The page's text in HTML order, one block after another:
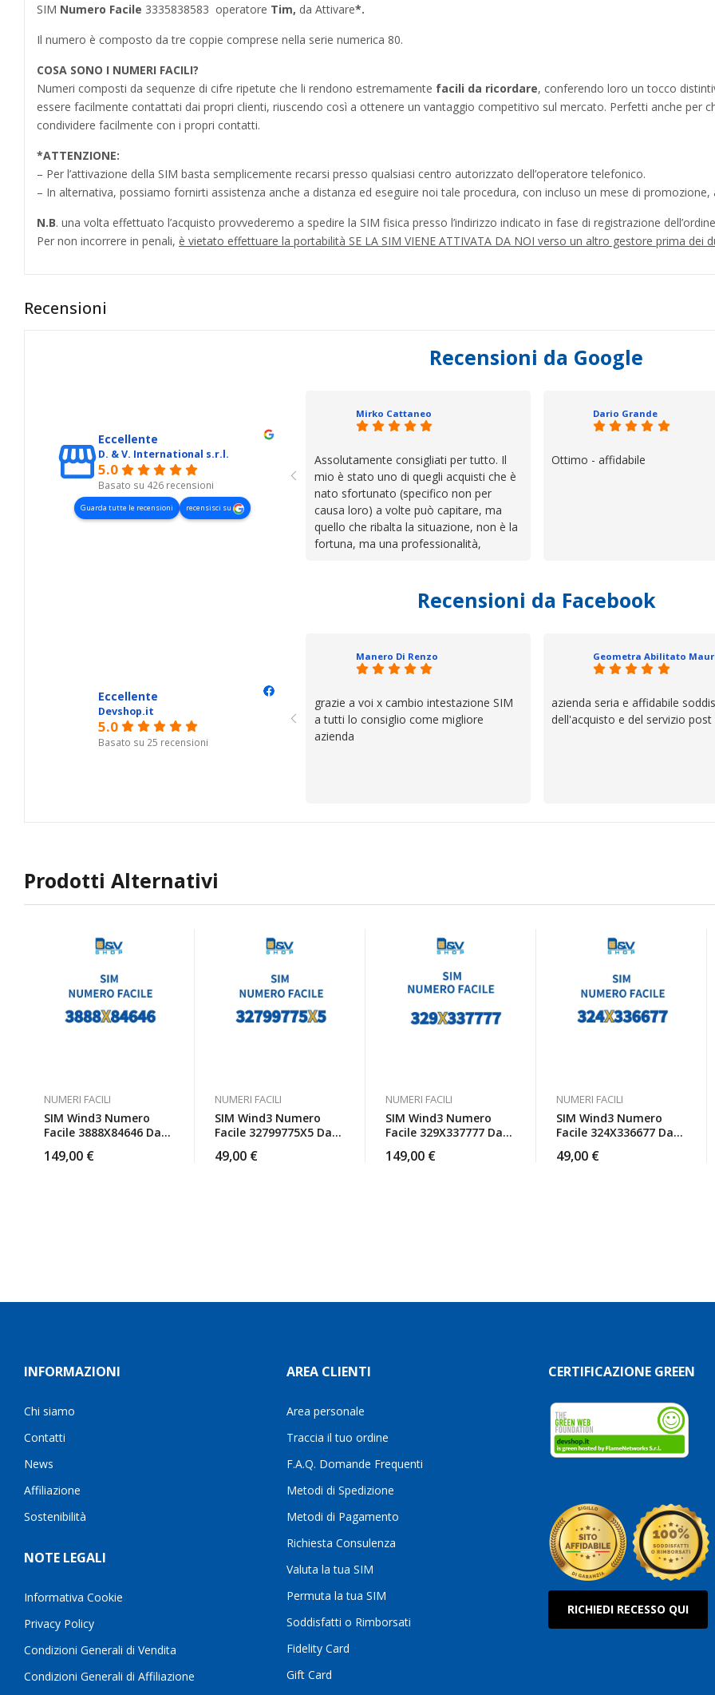
SIM Numero Facile 3335838583 operatore Tim, da Attivare*.
Il numero è composto da tre coppie comprese nella serie numerica 80.
COSA SONO I NUMERI FACILI?
Numeri composti da sequenze di cifre ripetute che li rendono estremamente facili da ricordare, conferendo loro un tocco
essere facilmente contattati dai propri clienti, riuscendo così a ottenere un vantaggio competitivo sul mercato. Perfetti anche per
condividere facilmente con i propri contatti.
*ATTENZIONE:
– Per l’attivazione della SIM basta semplicemente recarsi presso qualsiasi centro autorizzato dell’operatore telefonico.
– In alternativa, possiamo fornirti assistenza anche a distanza ed eseguire noi tale procedura, con incluso un mese di promozione,
N.B. una volta effettuato l’acquisto provvederemo a spedire la SIM fisica presso l’indirizzo indicato in fase di registrazione
Per non incorrere in penali, è vietato effettuare la portabilità SE LA SIM VIENE ATTIVATA DA NOI verso un altro gestore prima dei
Recensioni
Recensioni da Google
Eccellente
D. & V. International s.r.l.
5.0
Basato su 426 recensioni
Guarda tutte le recensioni recensisci su
Mirko Cattaneo
Assolutamente consigliati per tutto. Il
mio è stato uno di quegli acquisti che è
nato sfortunato (specifico non per
causa loro) a volte può capitare, ma
quello che ribalta la situazione, non è la
fortuna, ma una professionalità,
cose. Be', io qui è proprio quello che ho
trovato, un atteggiamento che va oltre
se avete bisogno siete in ottime mani.
Dario Grande
Ottimo - affidabile
Recensioni da Facebook
Eccellente
Devshop.it
5.0
Basato su 25 recensioni
Manero Di Renzo
grazie a voi x cambio intestazione SIM
a tutti lo consiglio come migliore
azienda
azienda seria e affidabile
dell'acquisto e del servizio post
Prodotti Alternativi
NUMERI FACILI
SIM Wind3 Numero
Facile 3888X84646 Da
149,00 €
NUMERI FACILI
SIM Wind3 Numero
Facile 32799775X5 Da
49,00 €
NUMERI FACILI
SIM Wind3 Numero
Facile 329X337777 Da
149,00 €
NUMERI FACILI
SIM Wind3 Numero
Facile 324X336677 Da
49,00 €
INFORMAZIONI
Chi siamo
Contatti
News
Affiliazione
Sostenibilità
NOTE LEGALI
Informativa Cookie
Privacy Policy
Condizioni Generali di Vendita
Condizioni Generali di Affiliazione
AREA CLIENTI
Area personale
Traccia il tuo ordine
F.A.Q. Domande Frequenti
Metodi di Spedizione
Metodi di Pagamento
Richiesta Consulenza
Valuta la tua SIM
Permuta la tua SIM
Soddisfatti o Rimborsati
Fidelity Card
Gift Card
CERTIFICAZIONE GREEN
RICHIEDI RECESSO QUI